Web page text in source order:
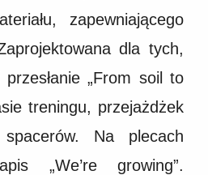
zapewniającego
dla tych,
„From soil to
treningu, przejażdżek
Na plecach
„We’re growing”.